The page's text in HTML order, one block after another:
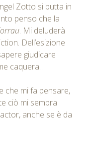
Zotto si butta in
penso che la
. Mi deluderà
Dell’esizione
giudicare
caquera…
che mi fa pensare,
ciò mi sembra
anche se è da